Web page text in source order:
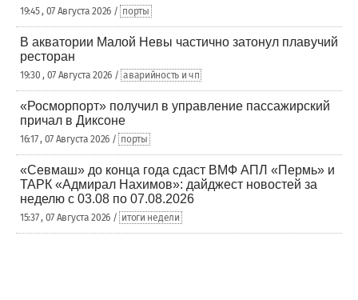
19:45 , 07 Августа 2026 / порты
В акватории Малой Невы частично затонул плавучий
ресторан
19:30 , 07 Августа 2026 / аварийность и чп
«Росморпорт» получил в управление пассажирский
причал в Диксоне
16:17 , 07 Августа 2026 / порты
«Севмаш» до конца года сдаст ВМФ АПЛ «Пермь» и
ТАРК «Адмирал Нахимов»: дайджест новостей за
неделю с 03.08 по 07.08.2026
15:37 , 07 Августа 2026 / итоги недели